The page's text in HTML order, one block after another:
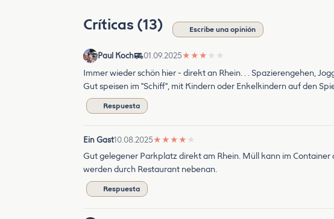
Críticas (13) Escribe una opinión
Paul Koch 01.09.2025★ ★ ★ ★ ★
Immer wieder schön hier - direkt an Rhein. . . Spazierengehen,
Gut speisen im "Schiff", mit Kindern oder Enkelkindern auf den
Respuesta
Ein Gast10.08.2025★ ★ ★ ★ ★
Gut gelegener Parkplatz direkt am Rhein. Müll kann im
werden durch Restaurant nebenan.
Respuesta